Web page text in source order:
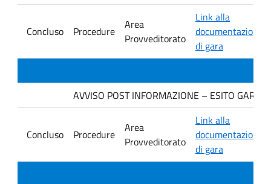
Concluso Procedure
Area
Provveditorato
Link alla
documentazione
di gara
AVVISO POST INFORMAZIONE – ESITO
Concluso Procedure
Area
Provveditorato
Link alla
documentazione
di gara